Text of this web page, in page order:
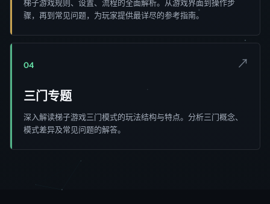
梯子游戏规则、设置、流程的全面解析。从游戏界面到操作步
骤，再到常见问题，为玩家提供最详尽的参考指南。
04 ↗
三门专题
深入解读梯子游戏三门模式的玩法结构与特点。分析三门概念、
模式差异及常见问题的解答。